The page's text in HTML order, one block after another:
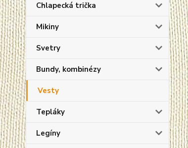
Chlapecká trička
Mikiny
Svetry
Bundy, kombinézy
Vesty
Tepláky
Legíny